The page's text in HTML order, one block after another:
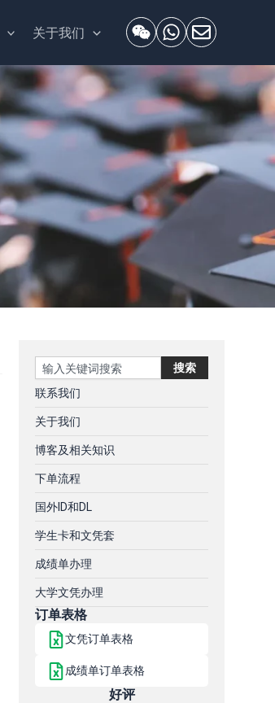
关于我们
Search 搜索
联系我们
关于我们
博客及相关知识
下单流程
国外ID和DL
学生卡和文凭套
成绩单办理
大学文凭办理
订单表格
文凭订单表格
成绩单订单表格
好评